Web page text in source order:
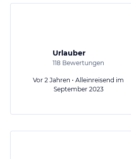
Urlauber
118 Bewertungen
Vor 2 Jahren • Alleinreisend im
September 2023